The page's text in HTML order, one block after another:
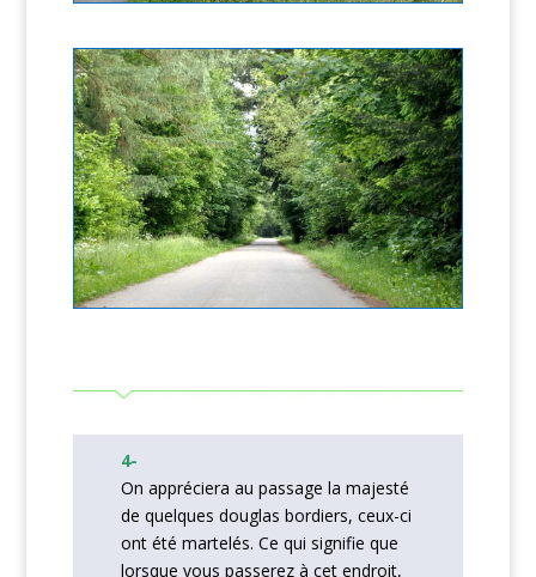
4-
On appréciera au passage la majesté
de quelques douglas bordiers, ceux-ci
ont été martelés. Ce qui signifie que
lorsque vous passerez à cet endroit,